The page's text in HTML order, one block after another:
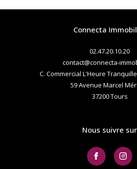
Connecta
02.47.20.10.20
contact@connecta-
C. Commercial L'Heure
59 Avenue Marcel
37200 tours
Nous suivre sur